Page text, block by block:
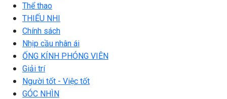
Thể thao
THIẾU NHI
Chính sách
Nhịp cầu nhân ái
ỐNG KÍNH PHÓNG VIÊN
Giải trí
Người tốt - Việc tốt
GÓC NHÌN